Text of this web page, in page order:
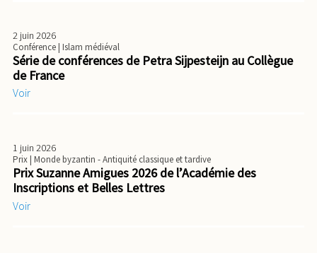
2 juin 2026
Conférence| Islam médiéval
Série de conférences de Petra Sijpesteijn au Collègue
de France
Voir
1 juin 2026
Prix| Monde byzantin - Antiquité classique et tardive
Prix Suzanne Amigues 2026 de l’Académie des
Inscriptions et Belles Lettres
Voir